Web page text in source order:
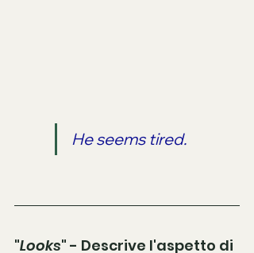
He seems tired.
"Looks" - Descrive l'aspetto di